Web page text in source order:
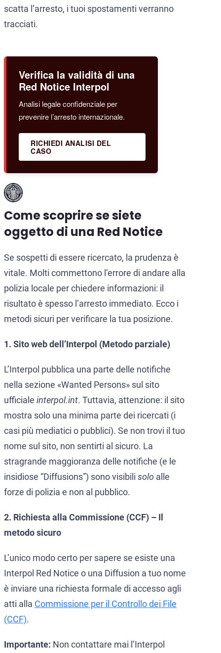
scatta l’arresto, i tuoi spostamenti verranno
tracciati.
Verifica la validità di una
Red Notice Interpol
Analisi legale confidenziale per
prevenire l’arresto internazionale.
RICHIEDI ANALISI DEL
CASO
Come scoprire se siete
oggetto di una Red Notice
Se sospetti di essere ricercato, la prudenza è
vitale. Molti commettono l’errore di andare alla
polizia locale per chiedere informazioni: il
risultato è spesso l’arresto immediato. Ecco i
metodi sicuri per verificare la tua posizione.
1. Sito web dell’Interpol (Metodo parziale)
L’Interpol pubblica una parte delle notifiche
nella sezione «Wanted Persons» sul sito
ufficiale interpol.int. Tuttavia, attenzione: il sito
mostra solo una minima parte dei ricercati (i
casi più mediatici o pubblici). Se non trovi il tuo
nome sul sito, non sentirti al sicuro. La
stragrande maggioranza delle notifiche (e le
insidiose “Diffusions”) sono visibili solo alle
forze di polizia e non al pubblico.
2. Richiesta alla Commissione (CCF) – Il
metodo sicuro
L’unico modo certo per sapere se esiste una
Interpol Red Notice o una Diffusion a tuo nome
è inviare una richiesta formale di accesso agli
atti alla Commissione per il Controllo dei File
(CCF).
Importante: Non contattare mai l’Interpol